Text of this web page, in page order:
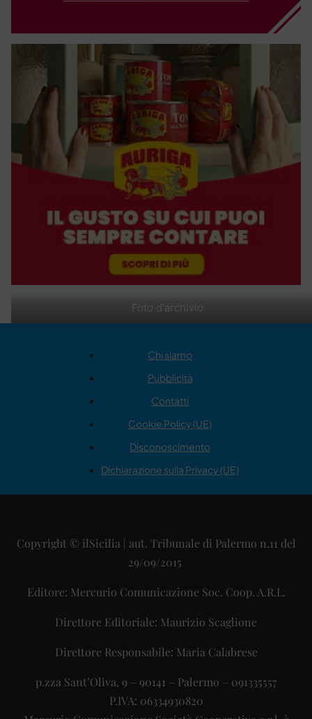
Foto d'archivio
Chi siamo
Pubblicità
Contatti
Cookie Policy (UE)
Disconoscimento
Dichiarazione sulla Privacy (UE)
Copyright © ilSicilia | aut. Tribunale di Palermo n.11 del
29/09/2015
Editore: Mercurio Comunicazione Soc. Coop. A.R.L.
Direttore Editoriale: Maurizio Scaglione
Direttore Responsabile: Maria Calabrese
p.zza Sant’Oliva, 9 – 90141 – Palermo – 091335557
P.IVA: 06334930820